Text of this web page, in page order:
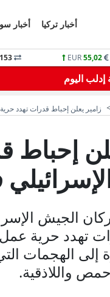
أخبار تركيا أخبار
EUR55,02
لـ 81 ولاية تركية
زامير يعلن إحباط قدرات تهدد
الجيش
تهدد حرية
إلى الهجمات
واللاذقية.